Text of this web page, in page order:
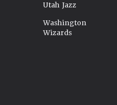
Utah Jazz
Washington
Wizards